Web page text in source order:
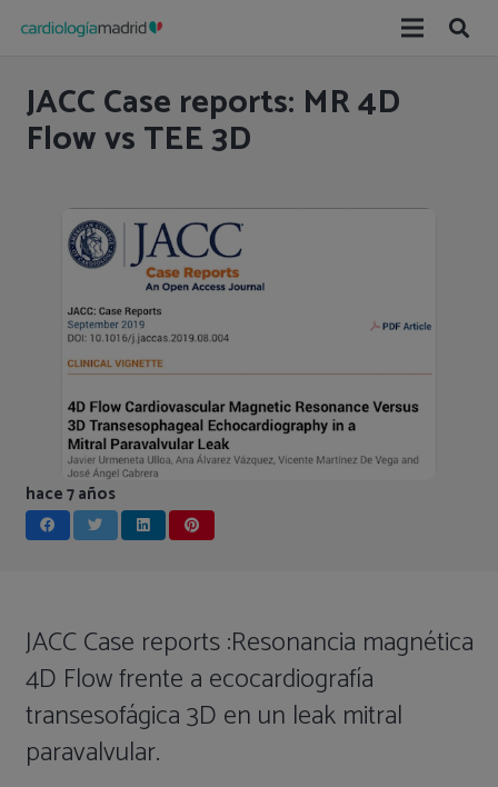
JACC Case reports: MR 4D
Flow vs TEE 3D
hace 7 años
JACC Case reports :Resonancia magnética
4D Flow frente a ecocardiografía
transesofágica 3D en un leak mitral
paravalvular.